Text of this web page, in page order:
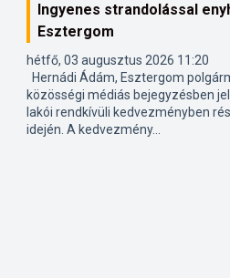
Ingyenes strandolással
Esztergom
hétfő, 03 augusztus 2026 11:20
Hernádi Ádám, Esztergom
közösségi médiás bejegyzésben
lakói rendkívüli kedvezményben
idején. A kedvezmény...